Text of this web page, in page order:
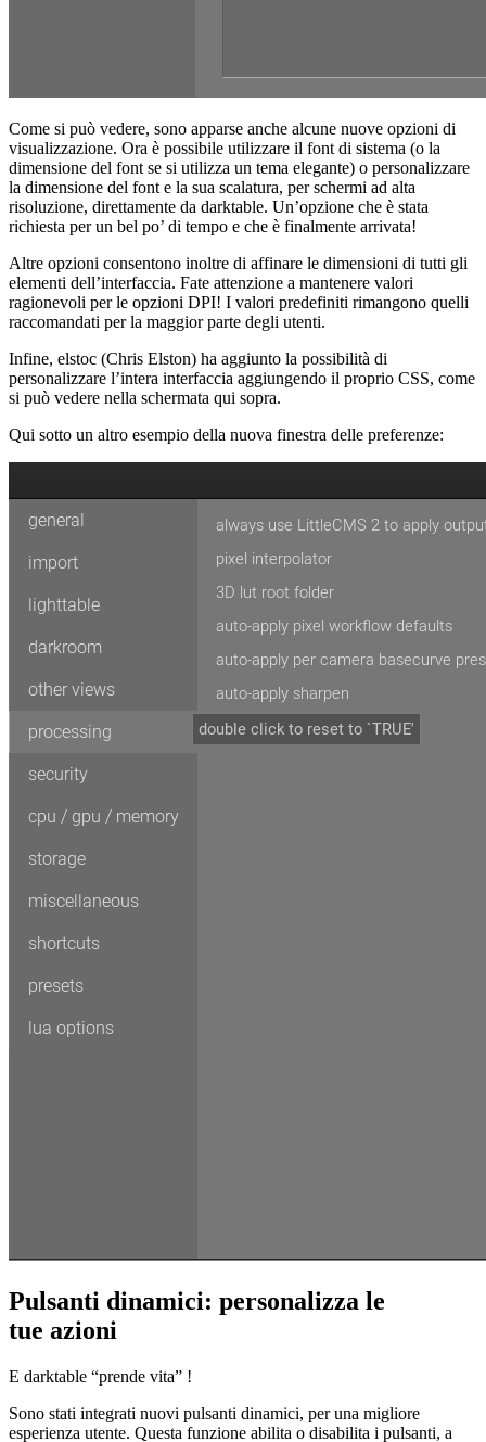
Come si può vedere, sono apparse anche alcune nuove opzioni di
visualizzazione. Ora è possibile utilizzare il font di sistema (o la
dimensione del font se si utilizza un tema elegante) o personalizzare
la dimensione del font e la sua scalatura, per schermi ad alta
risoluzione, direttamente da darktable. Un’opzione che è stata
richiesta per un bel po’ di tempo e che è finalmente arrivata!
Altre opzioni consentono inoltre di affinare le dimensioni di tutti gli
elementi dell’interfaccia. Fate attenzione a mantenere valori
ragionevoli per le opzioni DPI! I valori predefiniti rimangono quelli
raccomandati per la maggior parte degli utenti.
Infine, elstoc (Chris Elston) ha aggiunto la possibilità di
personalizzare l’intera interfaccia aggiungendo il proprio CSS, come
si può vedere nella schermata qui sopra.
Qui sotto un altro esempio della nuova finestra delle preferenze:
Pulsanti dinamici: personalizza le
tue azioni
E darktable “prende vita” !
Sono stati integrati nuovi pulsanti dinamici, per una migliore
esperienza utente. Questa funzione abilita o disabilita i pulsanti, a